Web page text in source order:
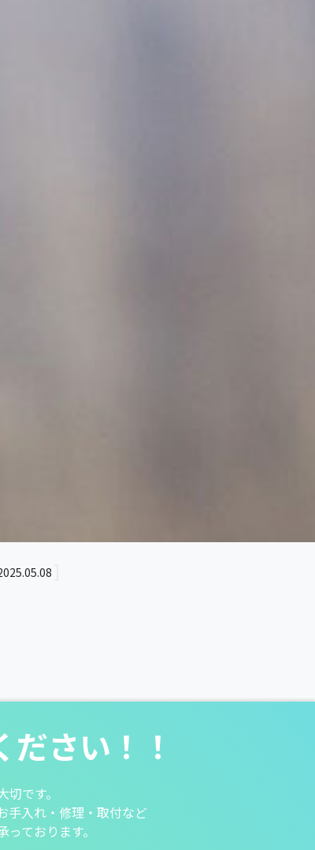
さい！！
です。
手入れ・修理・取付など
ております。